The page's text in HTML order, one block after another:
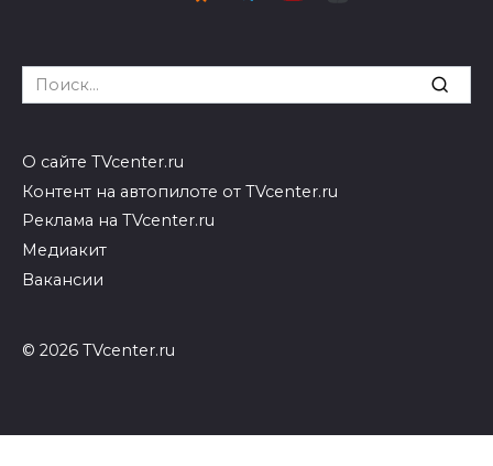
Search
for:
О сайте TVcenter.ru
Контент на автопилоте от TVcenter.ru
Реклама на TVcenter.ru
Медиакит
Вакансии
© 2026 TVcenter.ru